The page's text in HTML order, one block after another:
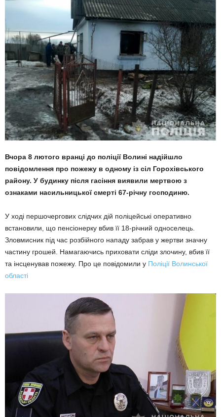
Вчора 8 лютого вранці до поліції Волині надійшло
повідомлення про пожежу в одному із сіл Горохівського
району. У будинку після гасіння виявили мертвою з
ознаками насильницької смерті 67-річну господиню.
У ході першочергових слідчих дій поліцейські оперативно
встановили, що пенсіонерку вбив її 18-річний односелець.
Зловмисник під час розбійного нападу забрав у жертви значну
частину грошей. Намагаючись приховати сліди злочину, вбив її
та інсценував пожежу. Про це повідомили у Поліції Волинської
області